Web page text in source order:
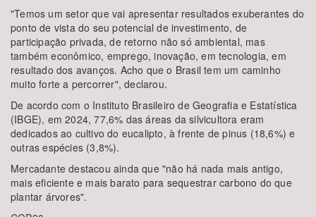
"Temos um setor que vai apresentar resultados exuberantes do
ponto de vista do seu potencial de investimento, de
participação privada, de retorno não só ambiental, mas
também econômico, emprego, inovação, em tecnologia, em
resultado dos avanços. Acho que o Brasil tem um caminho
muito forte a percorrer", declarou.
De acordo com o Instituto Brasileiro de Geografia e Estatística
(IBGE), em 2024, 77,6% das áreas da silvicultora eram
dedicados ao cultivo do eucalipto, à frente de pinus (18,6%) e
outras espécies (3,8%).
Mercadante destacou ainda que "não há nada mais antigo,
mais eficiente e mais barato para sequestrar carbono do que
plantar árvores".